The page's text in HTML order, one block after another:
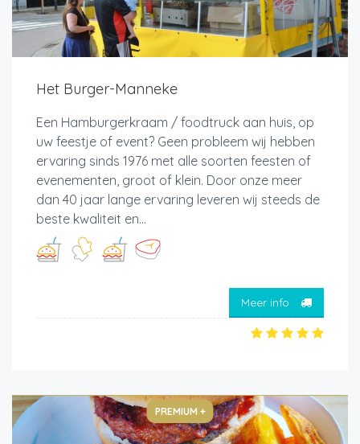
Het Burger-Manneke
Een Hamburgerkraam / foodtruck aan huis, op
uw feestje of event? Geen probleem wij hebben
ervaring sinds 1976 met alle soorten feesten of
evenementen, groot of klein. Door onze meer
dan 40 jaar lange ervaring leveren wij steeds de
beste kwaliteit en...
Meer info
PREMIUM +